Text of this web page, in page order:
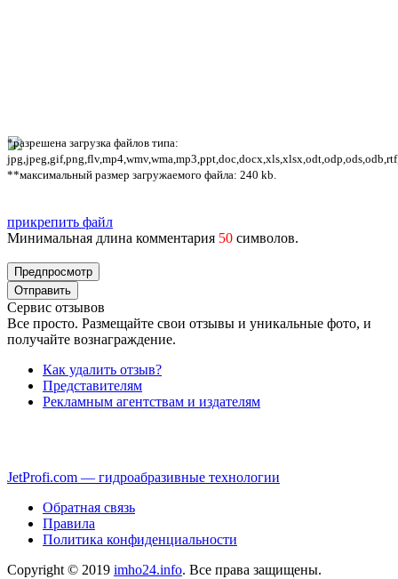
*разрешена загрузка файлов типа:
**максимальный размер загружаемого файла: 240 kb.
прикрепить файл
Минимальная длина комментария 50 символов.
Сервис отзывов
Все просто. Размещайте свои отзывы и уникальные фото, и
получайте вознаграждение.
Как удалить отзыв?
Представителям
Рекламным агентствам и издателям
JetProfi.com — гидроабразивные технологии
Обратная связь
Правила
Политика конфиденциальности
Copyright © 2019 imho24.info. Все права защищены.